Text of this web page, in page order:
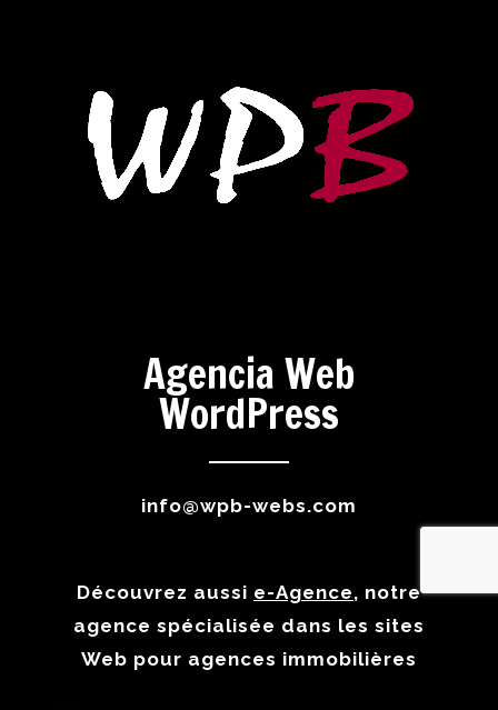
Agencia Web
WordPress
info@wpb-webs.com
Découvrez aussi e-Agence, notre
agence spécialisée dans les sites
Web pour agences immobilières